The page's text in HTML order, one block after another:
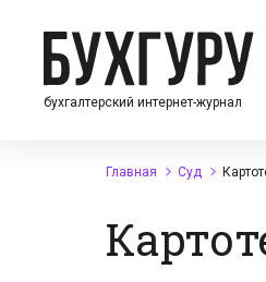
бухгалтерский интернет-журнал
Главная Суд